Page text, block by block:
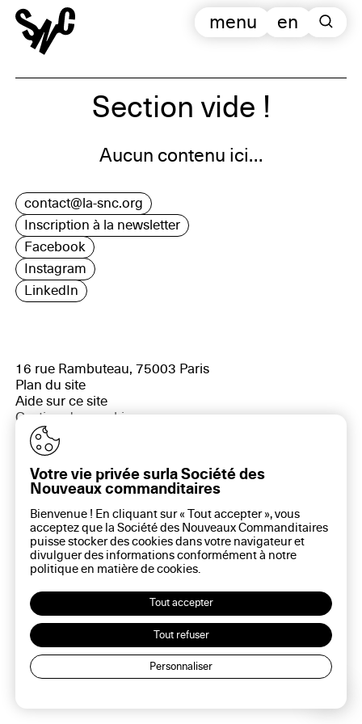
en
menu
Section vide !
Aucun contenu ici…
contact@la-snc.org
Inscription à la newsletter
Facebook
Instagram
LinkedIn
16 rue Rambuteau, 75003 Paris
Plan du site
Aide sur ce site
Gestion des cookies
Politique des cookies
Politique de confidentialité
Mentions légales
Votre vie privée surla Société des
Nouveaux commanditaires
Bienvenue ! En cliquant sur « Tout accepter », vous
acceptez que la Société des Nouveaux Commanditaires
puisse stocker des cookies dans votre navigateur et
divulguer des informations conformément à notre
politique en matière decookies.
Tout accepter
Tout refuser
Personnaliser